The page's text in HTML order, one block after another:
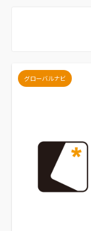
グローバルナビ